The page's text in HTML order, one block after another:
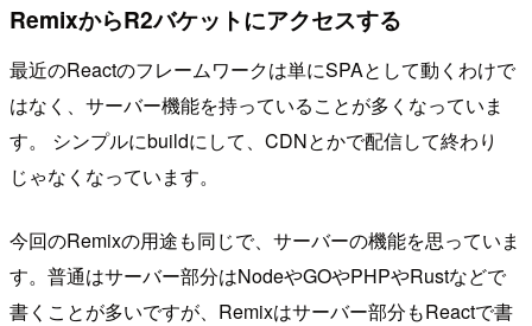
RemixからR2バケットにアクセスする
最近のReactのフレームワークは単にSPAとして動くわけで
はなく、サーバー機能を持っていることが多くなっていま
す。 シンプルにbuildにして、CDNとかで配信して終わり
じゃなくなっています。
今回のRemixの用途も同じで、サーバーの機能を思っていま
す。普通はサーバー部分はNodeやGOやPHPやRustなどで
書くことが多いですが、Remixはサーバー部分もReactで書